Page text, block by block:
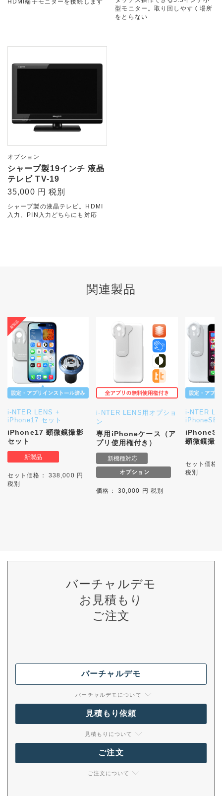
HDMI端子モニターを接続します
型モニター。取り回しやすく場所
をとらない
オプション
シャープ製19インチ 液晶
テレビ TV-19
35,000 円 税別
シャープ製の液晶テレビ。HDMI
入力、PIN入力どちらにも対応
関連製品
i-NTER LENS +
iPhone17 セット
iPhone17 顕微鏡撮影
セット
セット価格： 338,000 円
税別
i-NTER LENS用オプショ
ン
専用iPhoneケース（ア
プリ使用権付き）
価格： 30,000 円 税別
i-NTER
iPhoneSE(
顕微鏡撮
セット価格
税別
バーチャルデモ
お見積もり
ご注文
バーチャルデモ
バーチャルデモについて
見積もり依頼
見積もりについて
ご注文
ご注文について